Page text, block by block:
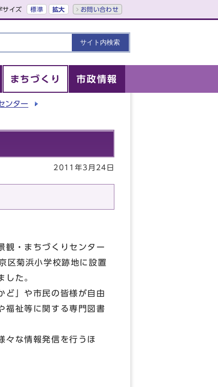
サイズ 標準 拡大 お問い合わせ
まちづくり 市政情報
ンター
2011年3月24日
観・まちづくりセンター
区菊浜小学校跡地に設置
した。
ど」や市民の皆様が自由
福祉等に関する専門図書
々な情報発信を行うほ